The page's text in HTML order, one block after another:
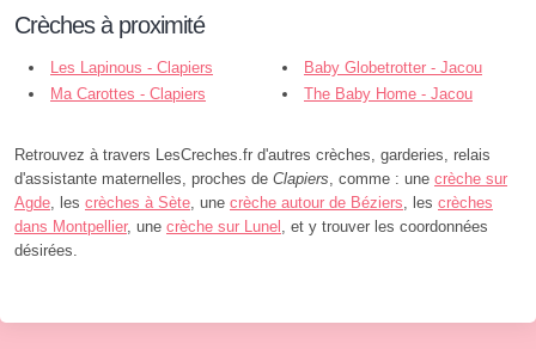
Crèches à proximité
Les Lapinous - Clapiers
Baby Globetrotter - Jacou
Ma Carottes - Clapiers
The Baby Home - Jacou
Retrouvez à travers LesCreches.fr d'autres crèches, garderies, relais
d'assistante maternelles, proches de Clapiers, comme : une crèche sur
Agde, les crèches à Sète, une crèche autour de Béziers, les crèches
dans Montpellier, une crèche sur Lunel , et y trouver les coordonnées
désirées.